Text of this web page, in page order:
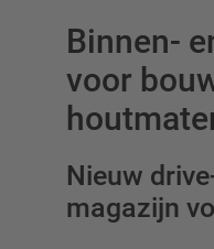
Binnen-
voor
Nieuw
magazijn
Andere
OVERZICHT VAN